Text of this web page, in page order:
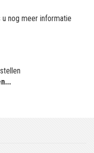
nog meer informatie